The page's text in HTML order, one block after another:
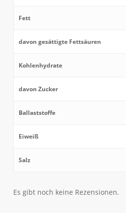
Fett
davon gesättigte Fettsäuren
Kohlenhydrate
davon Zucker
Ballaststoffe
Eiweiß
Salz
Es gibt noch keine Rezensionen.